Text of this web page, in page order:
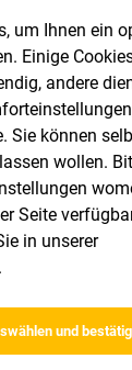
06.08.2026
um Ihnen ein
Einige
andere
Sie können
wollen.
Seite
in unserer
.
und